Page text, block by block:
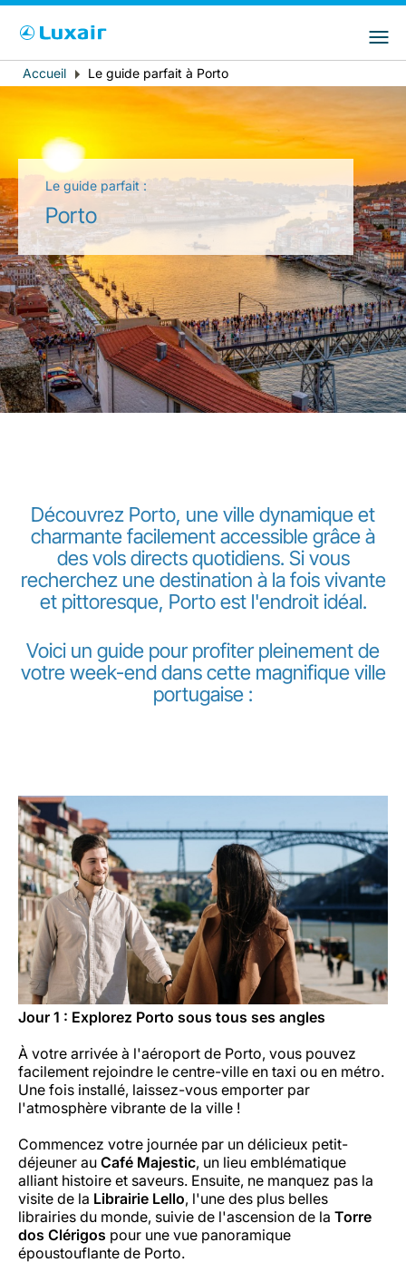
LuxairTours
LuxairGroup
Carrières chez Luxair
Pays de résidence Langue préférée
Français
Fil
d'Ariane
Accueil Le guide parfait à Porto
Le guide parfait :
Porto
Découvrez Porto, une ville dynamique et
charmante facilement accessible grâce à
des vols directs quotidiens. Si vous
recherchez une destination à la fois vivante
et pittoresque, Porto est l'endroit idéal.
Voici un guide pour profiter pleinement de
votre week-end dans cette magnifique ville
portugaise :
Jour 1 : Explorez Porto sous tous ses angles
À votre arrivée à l'aéroport de Porto, vous pouvez
facilement rejoindre le centre-ville en taxi ou en métro.
Une fois installé, laissez-vous emporter par
l'atmosphère vibrante de la ville !
Commencez votre journée par un délicieux petit-
déjeuner au Café Majestic, un lieu emblématique
alliant histoire et saveurs. Ensuite, ne manquez pas la
visite de la Librairie Lello, l'une des plus belles
librairies du monde, suivie de l'ascension de la Torre
dos Clérigos pour une vue panoramique
époustouflante de Porto.